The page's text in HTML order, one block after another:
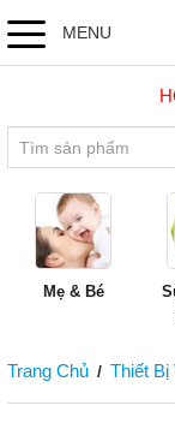
MENU
Mẹ & Bé
Trang Chủ / Thiết Bị